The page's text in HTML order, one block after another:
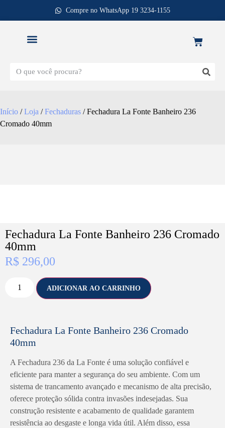
Compre no WhatsApp 19 3234-1155
Início /Loja /Fechaduras / Fechadura La Fonte Banheiro 236
Cromado 40mm
Fechadura La Fonte Banheiro 236 Cromado
40mm
R$ 296,00
ADICIONAR AO CARRINHO
Fechadura La Fonte Banheiro 236 Cromado
40mm
A Fechadura 236 da La Fonte é uma solução confiável e
eficiente para manter a segurança do seu ambiente. Com um
sistema de trancamento avançado e mecanismo de alta precisão,
oferece proteção sólida contra invasões indesejadas. Sua
construção resistente e acabamento de qualidade garantem
resistência ao desgaste e longa vida útil. Além disso, essa